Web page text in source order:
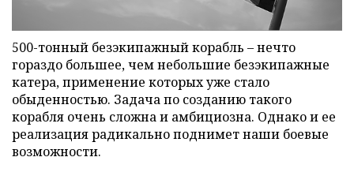
500-тонный безэкипажный корабль – нечто
гораздо большее, чем небольшие безэкипажные
катера, применение которых уже стало
обыденностью. Задача по созданию такого
корабля очень сложна и амбициозна. Однако и ее
реализация радикально поднимет наши боевые
возможности.